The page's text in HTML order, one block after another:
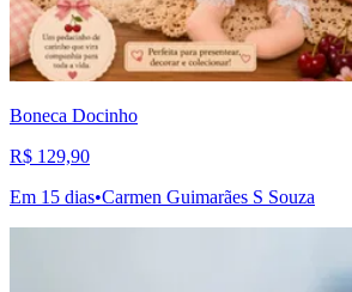
Boneca Docinho
R$ 129,90
Em 15 dias•Carmen Guimarães S Souza